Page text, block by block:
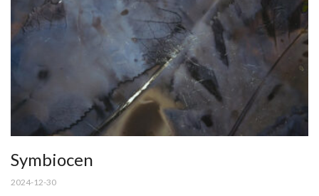
Symbiocen
2024-12-30